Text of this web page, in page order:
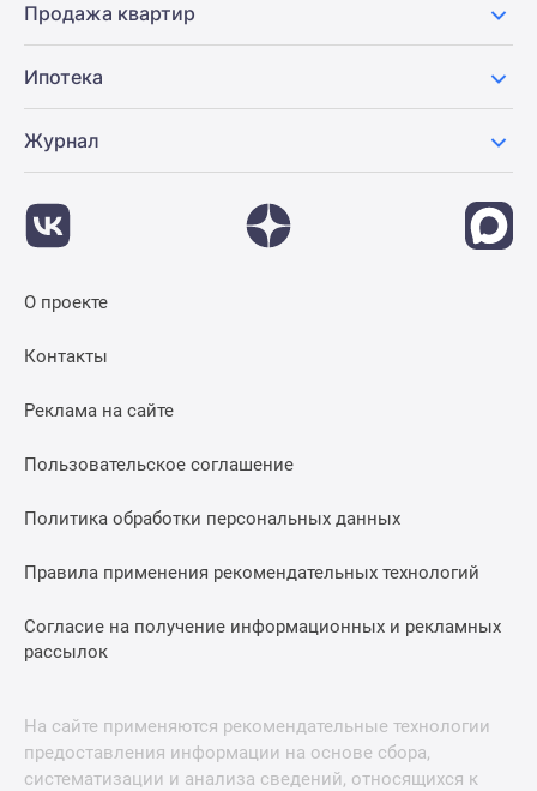
Продажа квартир
Ипотека
Журнал
О проекте
Контакты
Реклама на сайте
Пользовательское соглашение
Политика обработки персональных данных
Правила применения рекомендательных технологий
Согласие на получение информационных и рекламных
рассылок
На сайте применяются рекомендательные технологии
предоставления информации на основе сбора,
систематизации и анализа сведений, относящихся к